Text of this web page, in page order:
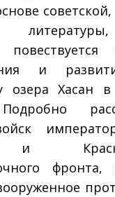
и
озера Хасан в
фронта,